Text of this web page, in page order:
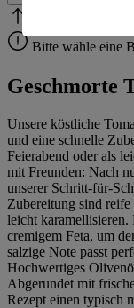
Bitte wähle eine
Geschmorte
Unsere köstliche
und eine schnelle
Feierabend oder als
mit Freunden: Nach
unserer Schritt-für-
Zubereitung sind reife
leicht karamellisieren.
cremigem Feta, um
salzige Note passt
Hochwertiges
Abgerundet mit
Rezept einen typisch
Informationen
imImpressum